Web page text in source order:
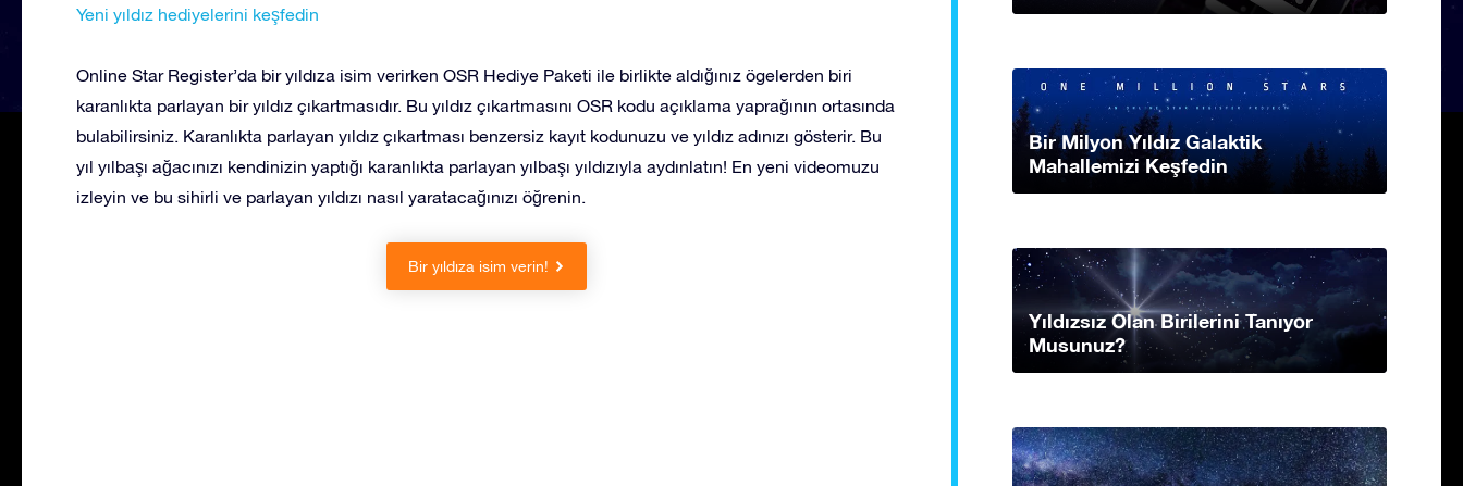
Yeni yıldız hediyelerini keşfedin
Online Star Register’da bir yıldıza isim verirken OSR Hediye Paketi ile birlikte aldığınız ögelerden biri
karanlıkta parlayan bir yıldız çıkartmasıdır. Bu yıldız çıkartmasını OSR kodu açıklama yaprağının ortasında
bulabilirsiniz. Karanlıkta parlayan yıldız çıkartması benzersiz kayıt kodunuzu ve yıldız adınızı gösterir. Bu
yıl yılbaşı ağacınızı kendinizin yaptığı karanlıkta parlayan yılbaşı yıldızıyla aydınlatın! En yeni videomuzu
izleyin ve bu sihirli ve parlayan yıldızı nasıl yaratacağınızı öğrenin.
Bir yıldıza isim verin!
Bir Milyon Yıldız Galaktik
Mahallemizi Keşfedin
Yıldızsız Olan Birilerini Tanıyor
Musunuz?